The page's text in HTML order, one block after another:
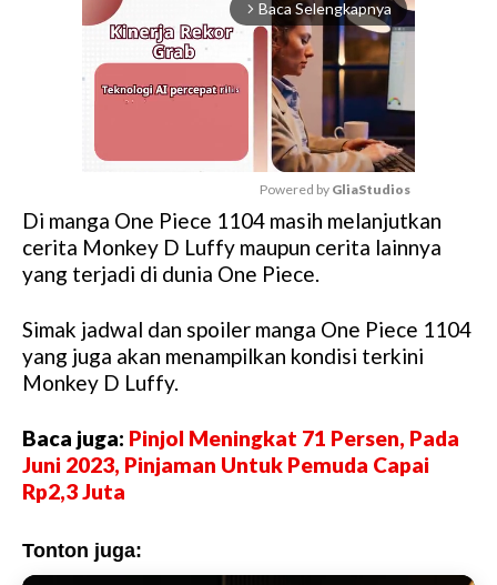
arrow_forward_ios Baca Selengkapnya
M
u
Powered by GliaStudios
Di manga One Piece 1104 masih melanjutkan
cerita Monkey D Luffy maupun cerita lainnya
yang terjadi di dunia One Piece.
Simak jadwal dan spoiler manga One Piece 1104
yang juga akan menampilkan kondisi terkini
Monkey D Luffy.
Baca juga: Pinjol Meningkat 71 Persen, Pada
Juni 2023, Pinjaman Untuk Pemuda Capai
Rp2,3 Juta
Tonton juga: